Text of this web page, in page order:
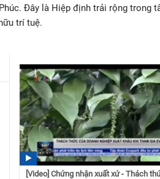
Đây là Hiệp định trải rộng trong
trí tuệ.
[Video] Chứng nhận xuất xứ - Thách